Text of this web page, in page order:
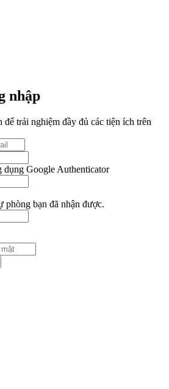
nhập
để trải nghiệm đầy đủ các tiện ích trên
Google Authenticator
phòng bạn đã nhận được.